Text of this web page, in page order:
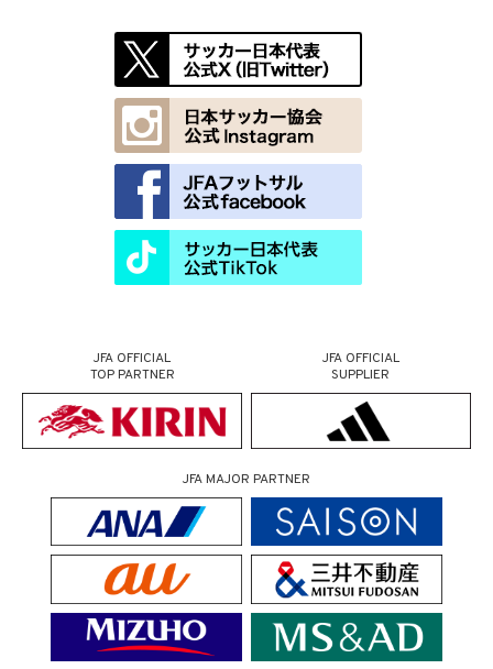
JFA OFFICIAL
TOP PARTNER
JFA OFFICIAL
SUPPLIER
JFA MAJOR PARTNER